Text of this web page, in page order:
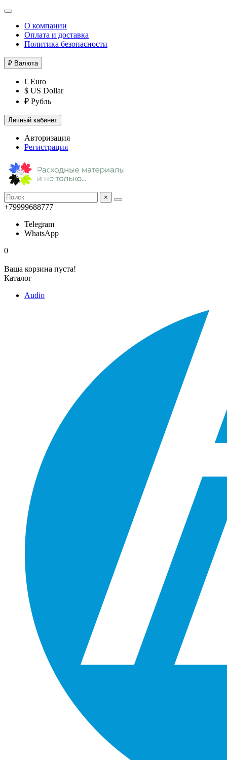
О компании
Оплата и доставка
Политика безопасности
₽ Валюта
€ Euro
$ US Dollar
₽ Рубль
Личный кабинет
Авторизация
Регистрация
×
+79999688777
Telegram
WhatsApp
0
Ваша корзина пуста!
Каталог
Audio